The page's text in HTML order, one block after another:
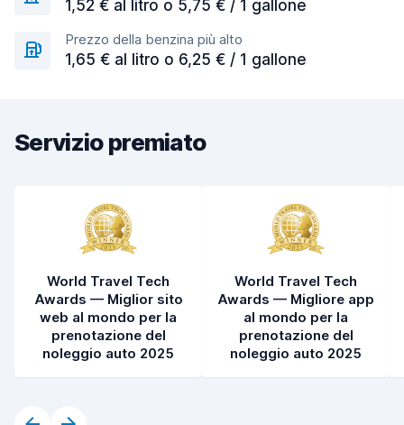
1,52 € al litro o 5,75 € / 1 gallone
Prezzo della benzina più alto
1,65 € al litro o 6,25 € / 1 gallone
Servizio premiato
World Travel Tech
Awards — Miglior sito
web al mondo per la
prenotazione del
noleggio auto 2025
World Travel Tech
Awards — Migliore app
al mondo per la
prenotazione del
noleggio auto 2025